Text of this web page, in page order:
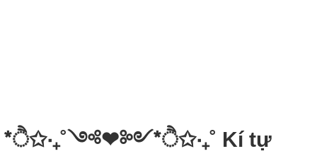
*ੈ✩‧₊˚༺❤︎༻*ੈ✩‧₊˚ Kí tự